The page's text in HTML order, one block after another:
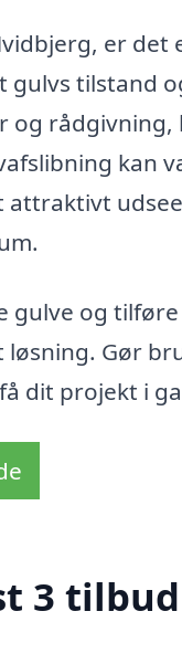
er
tilstand
rådgivning,
kan
attraktivt
gulve og
Gør
dit projekt i
3